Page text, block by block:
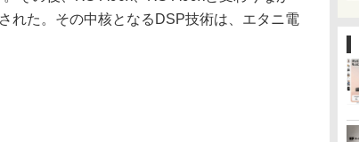
れた。その中核となるDSP技術は、エタニ電